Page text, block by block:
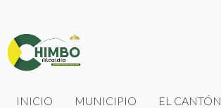
INICIO MUNICIPIO EL CANTÓN